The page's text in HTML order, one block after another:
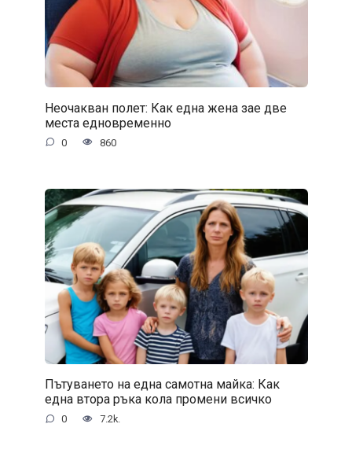
Неочакван полет: Как една жена зае две
места едновременно
0 860
Пътуването на една самотна майка: Как
една втора ръка кола промени всичко
0 7.2k.